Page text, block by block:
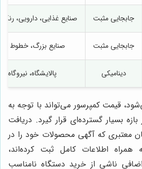
جابجایی مثبت صنایع غذایی، دارویی،
جابجایی مثبت صنایع بزرگ، خطوط
دینامیکی پالایشگاه،
قیمت کمپرسور می‌تواند با توجه به
بسیار گسترده‌ای قرار گیرد. دریافت
معتبری که آگهی محصولات خود را در
همراه اطلاعات کامل ثبت کرده‌اند،
ناشی از خرید دستگاه نامناسب